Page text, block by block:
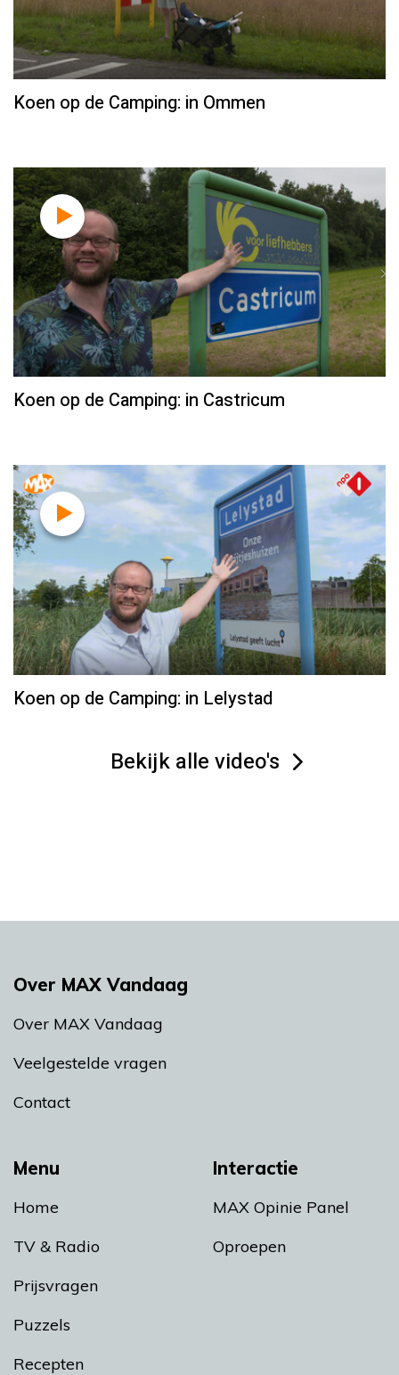
Koen op de Camping: in Ommen
Koen op de Camping: in Castricum
Koen op de Camping: in Lelystad
Bekijk alle video's
Menu
Home
TV & Radio
Prijsvragen
Puzzels
Recepten
Interactie
MAX Opinie Panel
Oproepen
Over MAX Vandaag
Over MAX Vandaag
Veelgestelde vragen
Contact